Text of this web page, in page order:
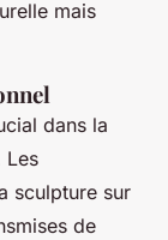
mais
dans la
Les
sculpture sur
de